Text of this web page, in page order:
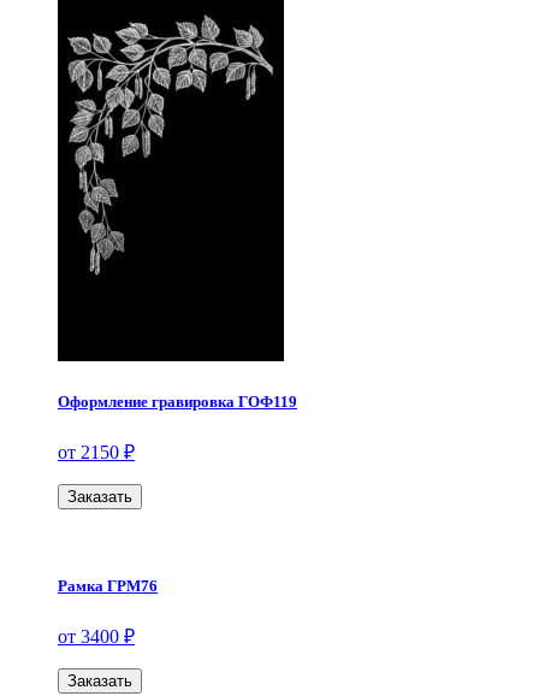
Оформление гравировка ГОФ119
от 2150 ₽
Заказать
Рамка ГРМ76
от 3400 ₽
Заказать